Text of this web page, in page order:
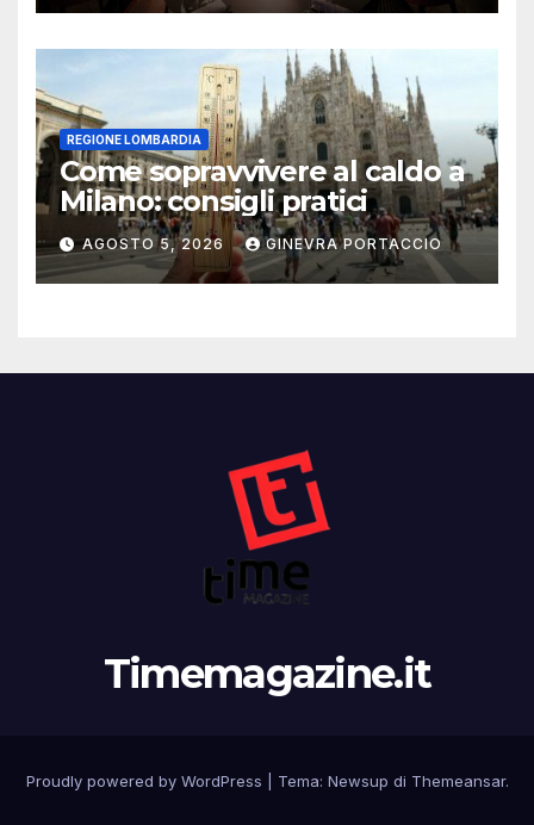
REGIONE LOMBARDIA
Come sopravvivere al caldo a
Milano: consigli pratici
AGOSTO 5, 2026 GINEVRA PORTACCIO
Timemagazine.it
Proudly powered by WordPress Tema: Newsup di Themeansar.